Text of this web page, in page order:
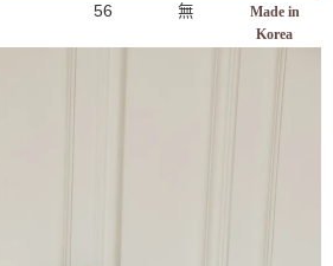
56 無
Made in
Korea